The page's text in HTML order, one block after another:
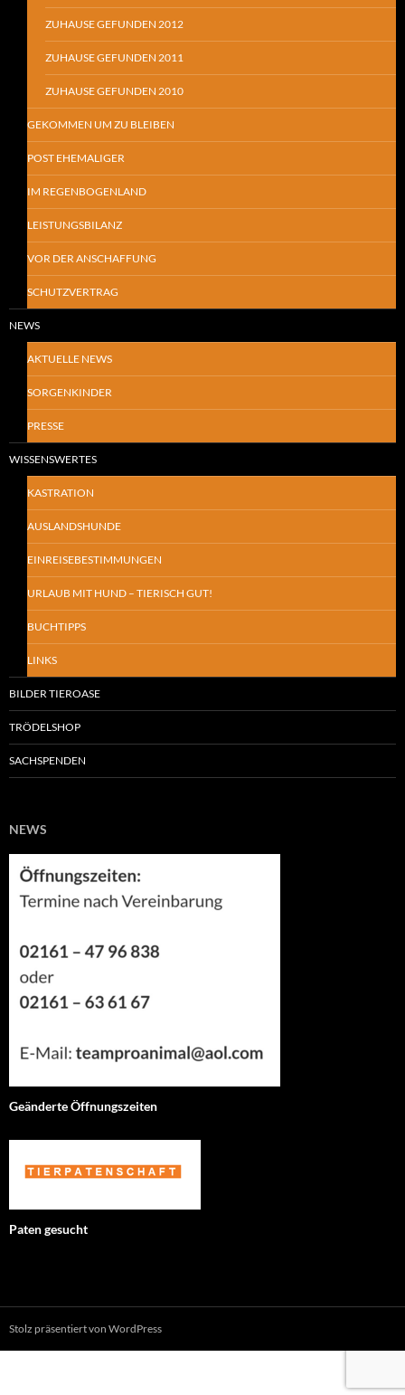
ZUHAUSE GEFUNDEN 2012
ZUHAUSE GEFUNDEN 2011
ZUHAUSE GEFUNDEN 2010
GEKOMMEN UM ZU BLEIBEN
POST EHEMALIGER
IM REGENBOGENLAND
LEISTUNGSBILANZ
VOR DER ANSCHAFFUNG
SCHUTZVERTRAG
NEWS
AKTUELLE NEWS
SORGENKINDER
PRESSE
WISSENSWERTES
KASTRATION
AUSLANDSHUNDE
EINREISEBESTIMMUNGEN
URLAUB MIT HUND – TIERISCH GUT!
BUCHTIPPS
LINKS
BILDER TIEROASE
TRÖDELSHOP
SACHSPENDEN
NEWS
Geänderte Öffnungszeiten
Paten gesucht
Stolz präsentiert von WordPress